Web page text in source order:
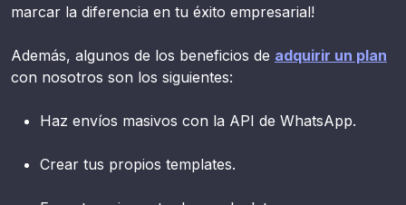
marcar la diferencia en tu éxito empresarial!
Además, algunos de los beneficios de adquirir un plan
con nosotros son los siguientes:
Haz envíos masivos con la API de WhatsApp.
Crear tus propios templates.